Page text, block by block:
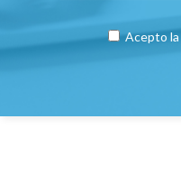
Acepto la